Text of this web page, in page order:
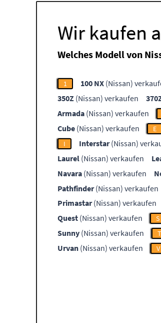
Wir kaufen
Welches Modell von
1 100 NX (Nissan)
350Z (Nissan) verkaufen
Armada (Nissan) verkaufen
Cube (Nissan) verkaufen E
I Interstar(Nissan)
Laurel (Nissan) verkaufen
Navara (Nissan) verkaufen
Pathfinder(Nissan) verkaufen
Primastar(Nissan) verkaufen
Quest (Nissan) verkaufen S
Sunny (Nissan) verkaufen T
Urvan (Nissan) verkaufen V